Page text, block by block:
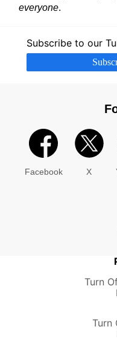
everyone.
Subscribe to our
Facebook X
Turn
Turn